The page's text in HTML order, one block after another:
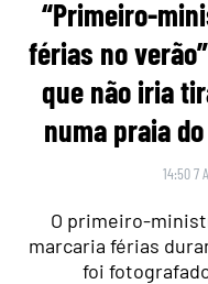
“Primeiro-
férias no
que não iria
numa praia
14:50 7
O primeiro-
marcaria férias
foi